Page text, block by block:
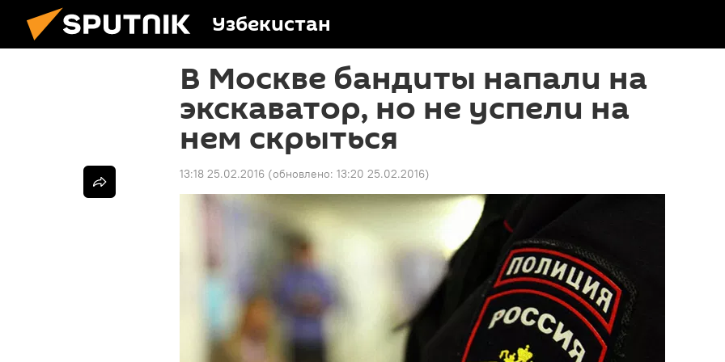
Узбекистан
В Москве бандиты напали на
экскаватор, но не успели на
нем скрыться
13:18 25.02.2016 (обновлено: 13:20 25.02.2016)